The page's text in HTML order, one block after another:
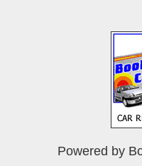
Powered by